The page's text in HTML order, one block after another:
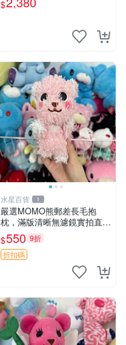
$
水星百貨 1
嚴選MOMO熊郵差長毛抱
枕，滿版清晰無濾鏡實拍直
銷。每周新品到貨，不容錯
過！ 郵差熊 長毛 抱枕
$550 9折
折扣碼